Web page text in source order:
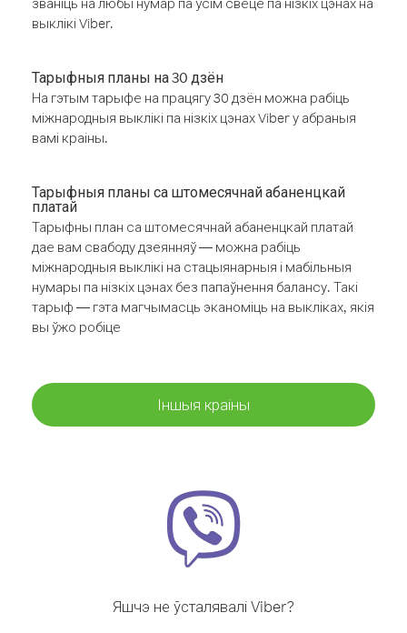
выклікі Viber.
Тарыфныя планы на 30 дзён
На гэтым тарыфе на працягу 30 дзён можна рабіць
міжнародныя выклікі па нізкіх цэнах Viber у абраныя
вамі краіны.
Тарыфныя планы са штомесячнай абаненцкай
платай
Тарыфны план са штомесячнай абаненцкай платай
дае вам свабоду дзеянняў — можна рабіць
міжнародныя выклікі на стацыянарныя і мабільныя
нумары па нізкіх цэнах без папаўнення балансу. Такі
тарыф — гэта магчымасць эканоміць на выкліках, якія
вы ўжо робіце
Іншыя краіны
Яшчэ не ўсталявалі Viber?